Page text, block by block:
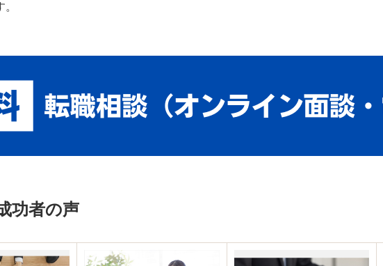
功者の声